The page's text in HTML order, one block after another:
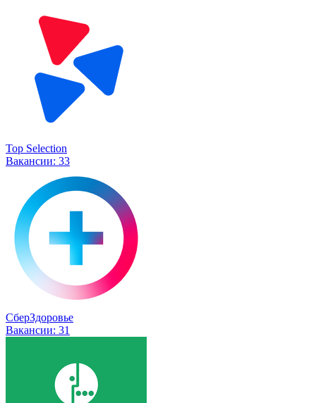
Top Selection
Вакансии: 33
СберЗдоровье
Вакансии: 31